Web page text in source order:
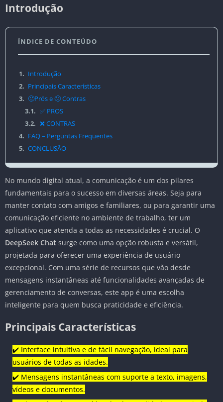
Introdução
ÍNDICE DE CONTEÚDO
1. Introdução
2. Principais Características
3. 🙂Prós e 🙁 Contras
3.1. ✅ PROS
3.2. ❌ CONTRAS
4. FAQ – Perguntas Frequentes
5. CONCLUSÃO
No mundo digital atual, a comunicação é um dos pilares
fundamentais para o sucesso em diversas áreas. Seja para
manter contato com amigos e familiares, ou para garantir uma
comunicação eficiente no ambiente de trabalho, ter um
aplicativo que atenda a todas as necessidades é crucial. O
DeepSeek Chat surge como uma opção robusta e versátil,
projetada para oferecer uma experiência de usuário
excepcional. Com uma série de recursos que vão desde
mensagens instantâneas até funcionalidades avançadas de
gerenciamento de conversas, este app é uma escolha
inteligente para quem busca praticidade e eficiência.
Principais Características
✔️ Interface intuitiva e de fácil navegação, ideal para
usuários de todas as idades.
✔️ Mensagens instantâneas com suporte a texto, imagens,
vídeos e documentos.